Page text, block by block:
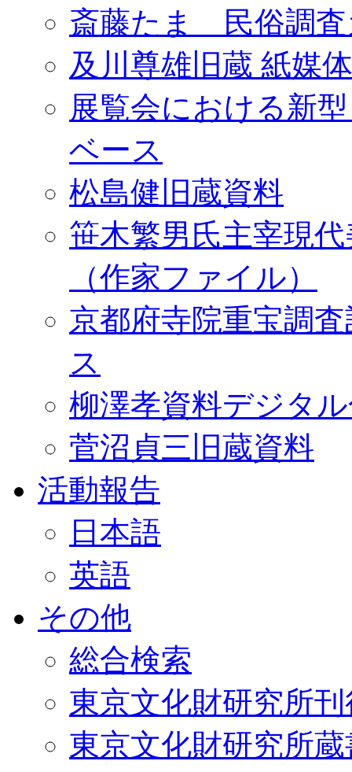
斎藤たま 民俗調査
及川尊雄旧蔵 紙媒
展覧会における新
ベース
松島健旧蔵資料
笹木繁男氏主宰現
（作家ファイル）
京都府寺院重宝調
ス
柳澤孝資料デジタ
菅沼貞三旧蔵資料
活動報告
日本語
英語
その他
総合検索
東京文化財研究所
東京文化財研究所